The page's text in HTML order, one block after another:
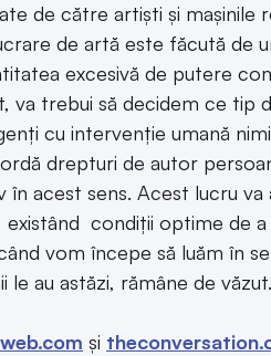
de către artiști și
de artă este făcută de
excesivă de putere
va trebui să decidem ce
cu intervenție umană
drepturi de autor
acest sens. Acest lucru
existând condiții optime de
vom începe să luăm în
au astăzi, rămâne de văzut.
și